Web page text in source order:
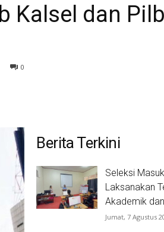
Kalsel dan
0
Berita Terkini
Seleksi
Laksanakan
Akademik
Jumat, 7 Agustus